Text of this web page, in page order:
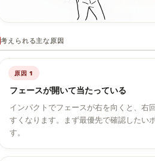
考えられる主な原因
原因 1
フェースが開いて当たっている
インパクトでフェースが右を向くと、右
すくなります。まず最優先で確認したい
す。